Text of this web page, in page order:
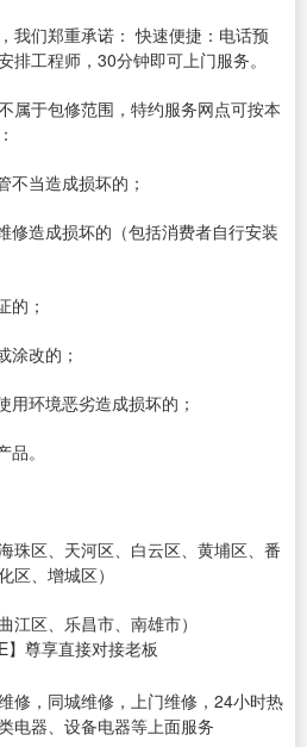
我们郑重承诺： 快速便捷：电话预
排工程师，30分钟即可上门服务。
属于包修范围，特约服务网点可按本
不当造成损坏的；
修造成损坏的（包括消费者自行安装
的；
涂改的；
环境恶劣造成损坏的；
。
珠区、天河区、白云区、黄埔区、番
区、增城区）
江区、乐昌市、南雄市）
】尊享直接对接老板
修，同城维修，上门维修，24小时热
电器、设备电器等上面服务